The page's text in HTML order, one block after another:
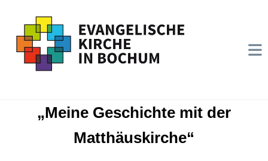
„Meine Geschichte mit der
Matthäuskirche“